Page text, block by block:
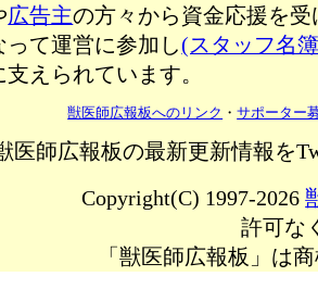
広告主の方々から資金応援を受
って運営に参加し(スタッフ名
えられています。
獣医師広報板へのリンク ・サポーター
医師広報板の最新更新情報を
Copyright(C) 1997-2026
許可な
「獣医師広報板」は